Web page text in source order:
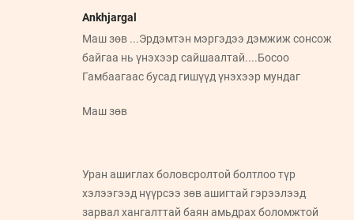
Ankhjargal
Маш зөв ...Эрдэмтэн мэргэдээ дэмжиж сонсож
байгаа нь үнэхээр сайшаалтай....Босоо
Гамбаагаас бусад гишүүд үнэхээр мундаг
Маш зөв
Уран ашиглах боловсролтой болтлоо түр
хэлээгээд нүүрсээ зөв ашигтай гэрээлээд
зарвал хангалттай баян амьдрах боломжтой